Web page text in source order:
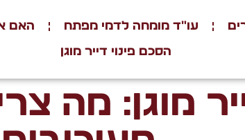
עו"ד מומחה לדמי מפתח האם
הסכם פינוי דייר מוגן
מוגן: מה